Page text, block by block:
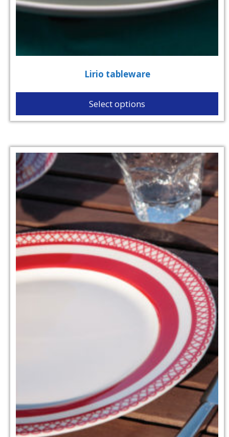
Lirio tableware
Select options